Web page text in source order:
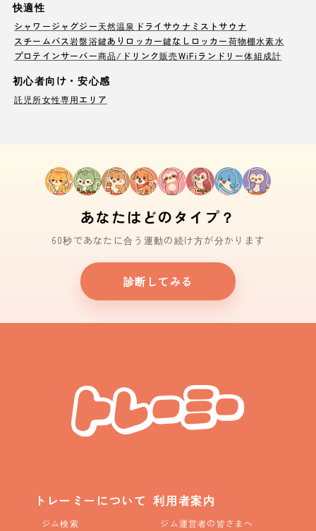
快適性
シャワージャグジー天然温泉 ドライサウナ ミストサウナ
スチームバス岩盤浴鍵ありロッカー鍵なしロッカー荷物棚水素水
プロテインサーバー商品/ドリンク販売WiFi ランドリー体組成計
初心者向け・安心感
託児所女性専用エリア
あなたはどのタイプ？
60秒であなたに合う運動の続け方が分かります
診断してみる
トレーミーについて
ジム検索
利用者案内
ジム運営者の皆さまへ